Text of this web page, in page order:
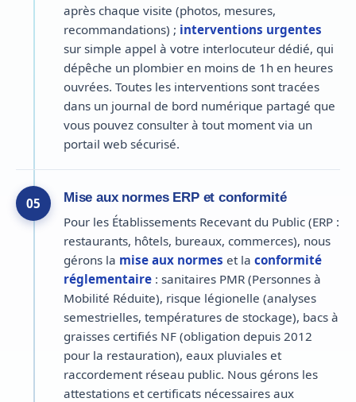
après chaque visite (photos, mesures,
recommandations) ; interventions urgentes
sur simple appel à votre interlocuteur dédié, qui
dépêche un plombier en moins de 1h en heures
ouvrées. Toutes les interventions sont tracées
dans un journal de bord numérique partagé que
vous pouvez consulter à tout moment via un
portail web sécurisé.
05 Mise aux normes ERP et conformité
Pour les Établissements Recevant du Public (ERP :
restaurants, hôtels, bureaux, commerces), nous
gérons la mise aux normes et la conformité
réglementaire : sanitaires PMR (Personnes à
Mobilité Réduite), risque légionelle (analyses
semestrielles, températures de stockage), bacs à
graisses certifiés NF (obligation depuis 2012
pour la restauration), eaux pluviales et
raccordement réseau public. Nous gérons les
attestations et certificats nécessaires aux